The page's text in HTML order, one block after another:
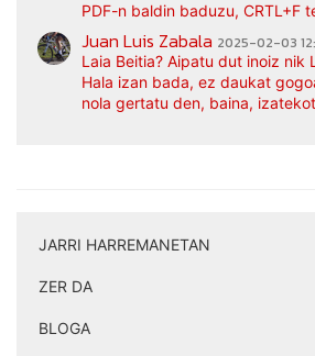
PDF-n baldin baduzu, CRTL+F
Juan Luis Zabala 2025-02-03
Laia Beitia? Aipatu dut inoiz nik
Hala izan bada, ez daukat
nola gertatu den, baina,
JARRI HARREMANETAN
ZER DA
BLOGA